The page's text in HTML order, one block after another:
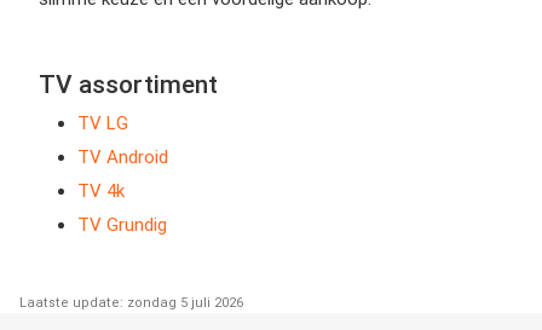
TV assortiment
TV LG
TV Android
TV 4k
TV Grundig
Laatste update: zondag 5 juli 2026